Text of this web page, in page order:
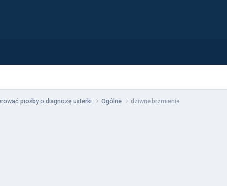
prośby o diagnozę usterki Ogólne dziwne brzmienie